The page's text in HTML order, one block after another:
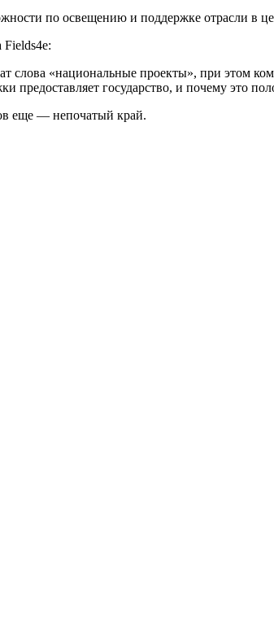
по освещению и поддержке отрасли в
Fields4e:
слова «национальные проекты», при этом
предоставляет государство, и почему это
еще — непочатый край.